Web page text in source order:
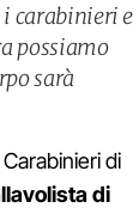
carabinieri e
possiamo
sarà
di
di